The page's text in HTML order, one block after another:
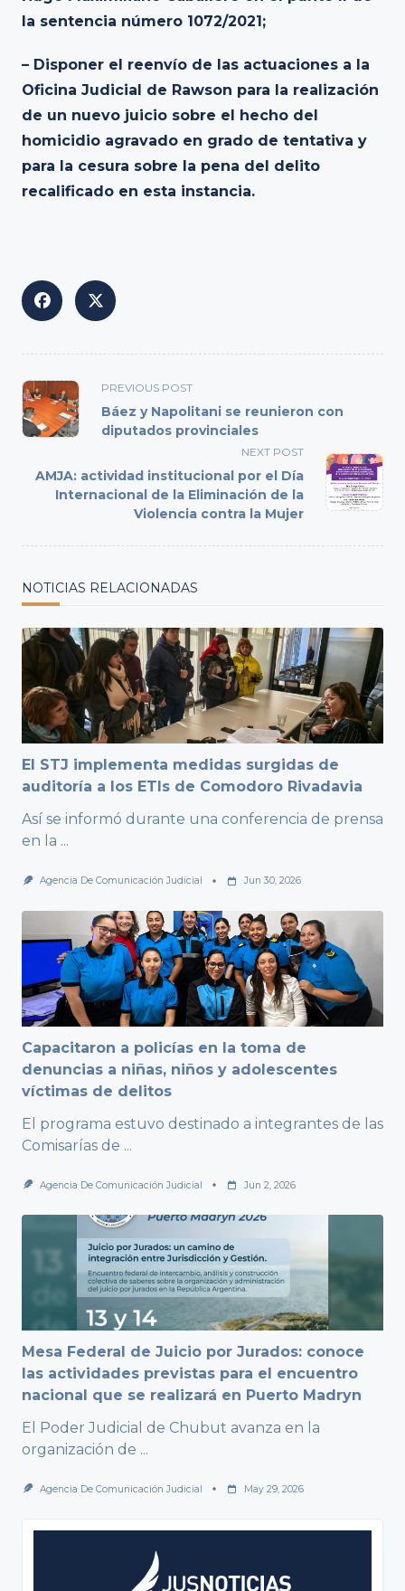
la sentencia número 1072/2021;
– Disponer el reenvío de las actuaciones a la
Oficina Judicial de Rawson para la realización
de un nuevo juicio sobre el hecho del
homicidio agravado en grado de tentativa y
para la cesura sobre la pena del delito
recalificado en esta instancia.
<span
class="nav-
subtitle
reader-
text">Page</span>
PREVIOUS POST
Báez y Napolitani se reunieron con
diputados provinciales
NEXT POST
AMJA: actividad institucional por el Día
Internacional de la Eliminación de la
Violencia contra la Mujer
NOTICIAS RELACIONADAS
El STJ implementa medidas surgidas de
auditoría a los ETIs de Comodoro Rivadavia
Así se informó durante una conferencia de prensa
en la ...
Agencia De Comunicación Judicial Jun 30, 2026
Capacitaron a policías en la toma de
denuncias a niñas, niños y adolescentes
víctimas de delitos
El programa estuvo destinado a integrantes de las
Comisarías de ...
Agencia De Comunicación Judicial Jun 2, 2026
Mesa Federal de Juicio por Jurados: conoce
las actividades previstas para el encuentro
nacional que se realizará en Puerto Madryn
El Poder Judicial de Chubut avanza en la
organización de ...
Agencia De Comunicación Judicial May 29, 2026